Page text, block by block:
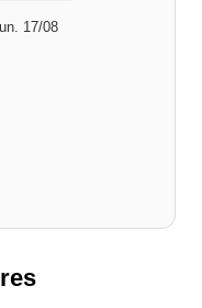
lun. 17/08